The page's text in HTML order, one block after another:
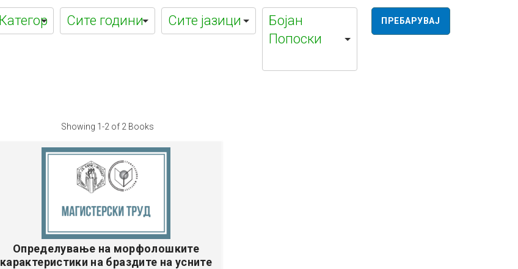
Бојан
Попоски
Showing 1-2 of 2 Books
Определување на морфолошките
карактеристики на браздите на усните